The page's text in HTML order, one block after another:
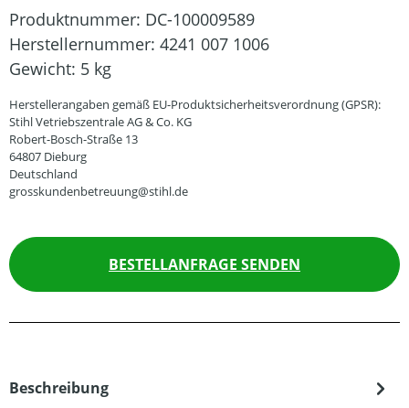
Produktnummer: DC-100009589
Herstellernummer: 4241 007 1006
Gewicht: 5 kg
Herstellerangaben gemäß EU-Produktsicherheitsverordnung (GPSR):
Stihl Vetriebszentrale AG & Co. KG
Robert-Bosch-Straße 13
64807 Dieburg
Deutschland
grosskundenbetreuung@stihl.de
BESTELLANFRAGE SENDEN
Beschreibung